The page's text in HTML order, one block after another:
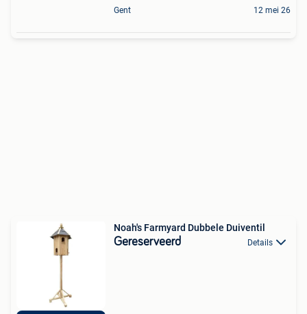
Gent 12 mei 26
Noah's Farmyard Dubbele Duiventil
Gereserveerd Details